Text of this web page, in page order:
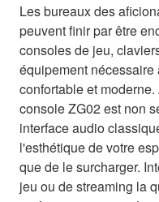
Les bureaux des
peuvent finir par être
consoles de jeu,
équipement
confortable et
console ZG02 est non
interface audio
l'esthétique de votre
que de le surcharger.
jeu ou de streaming la